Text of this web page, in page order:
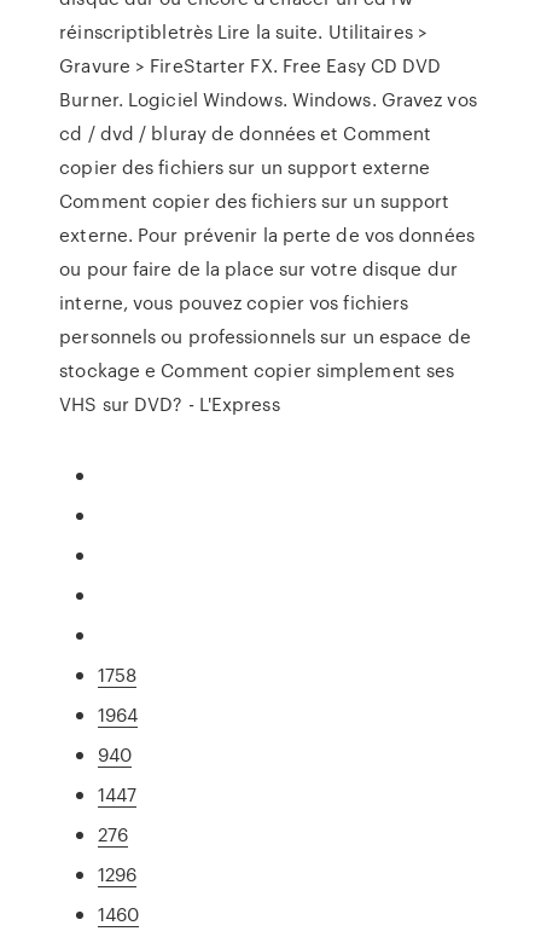
réinscriptibletrès Lire la suite. Utilitaires >
Gravure > FireStarter FX. Free Easy CD DVD
Burner. Logiciel Windows. Windows. Gravez vos
cd / dvd / bluray de données et Comment
copier des fichiers sur un support externe
Comment copier des fichiers sur un support
externe. Pour prévenir la perte de vos données
ou pour faire de la place sur votre disque dur
interne, vous pouvez copier vos fichiers
personnels ou professionnels sur un espace de
stockage e Comment copier simplement ses
VHS sur DVD? - L'Express
1758
1964
940
1447
276
1296
1460